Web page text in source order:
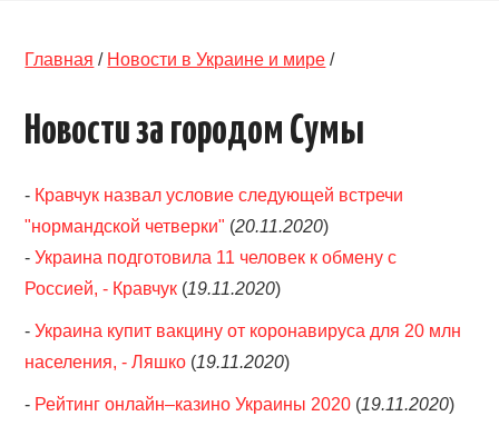
Главная / Новости в Украине и мире /
Новости за городом Сумы
- Кравчук назвал условие следующей встречи
"нормандской четверки" (20.11.2020)
-Украина подготовила 11 человек к обмену с
Россией, - Кравчук (19.11.2020)
-Украина купит вакцину от коронавируса для 20 млн
населения, - Ляшко (19.11.2020)
- Рейтинг онлайн–казино Украины 2020 (19.11.2020)